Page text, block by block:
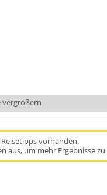
vergrößern
vorhanden.
aus, um mehr Ergebnisse